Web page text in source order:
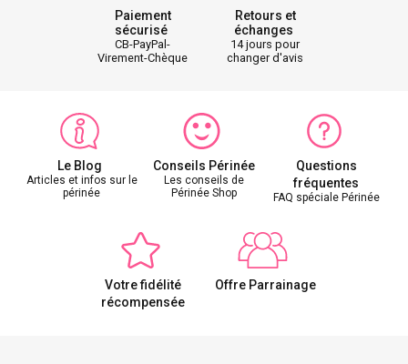
Paiement
sécurisé
CB-PayPal-
Virement-Chèque
Retours et
échanges
14 jours pour
changer d'avis
Le Blog
Articles et infos sur le
périnée
Conseils Périnée
Les conseils de
Périnée Shop
Questions
fréquentes
FAQ spéciale Périnée
Votre fidélité
récompensée
Offre Parrainage